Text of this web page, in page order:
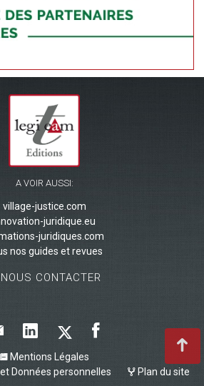
A VOIR AUSSI:
village-justice.com
juridique.eu
juridiques.com
nos guides et revues
NOUS CONTACTER
Mentions Légales
Données personnelles
Plan du site